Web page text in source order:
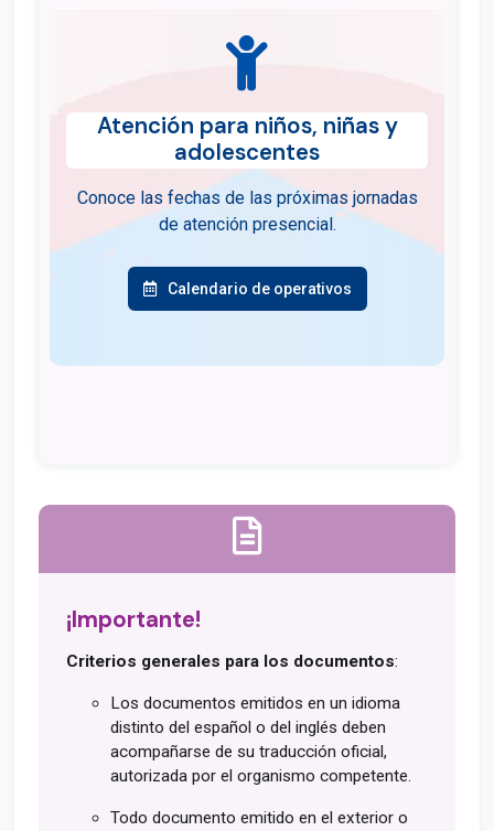
Atención para niños, niñas y
adolescentes
Conoce las fechas de las próximas jornadas
de atención presencial.
Calendario de operativos
¡Importante!
Criterios generales para los documentos:
Los documentos emitidos en un idioma
distinto del español o del inglés deben
acompañarse de su traducción oficial,
autorizada por el organismo competente.
Todo documento emitido en el exterior o